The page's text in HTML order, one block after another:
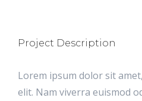
Project Description
Lorem ipsum dolor sit
elit. Nam viverra euismod